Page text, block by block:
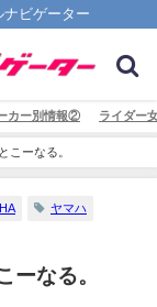
ビゲーター
カー別情報② ライダー
こーなる。
ヤマハ
ーなる。